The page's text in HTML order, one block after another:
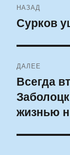
по
НАЗАД
Предыдущая
Сурков
ДАЛЕЕ
Следующая
запись:
Всегда
жизнью